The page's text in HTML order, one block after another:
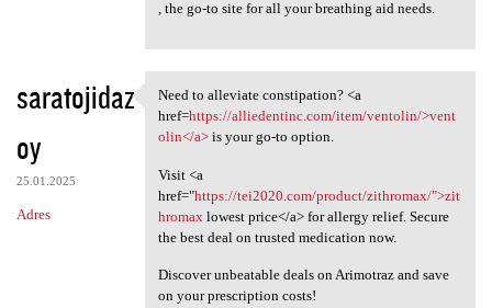
, the go-to site for all your breathing aid needs.
saratojidaz
oy
25.01.2025
Adres
Need to alleviate
Need to alleviate constipation? <a
href=https://alliedentinc.com/item/ventolin/>vent
olin</a>is your go-to option.
Visit <a
href="https://tei2020.com/product/zithromax/">zit
hromax lowest price</a> for allergy relief. Secure
the best deal on trusted medication now.
Discover unbeatable deals on Arimotraz and save
on your prescription costs!